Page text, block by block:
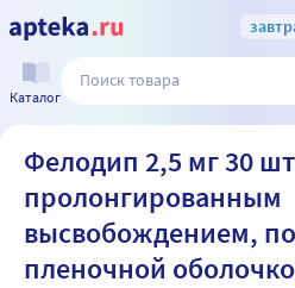
Каталог
Фелодип 2,5 мг 30
пролонгированным
высвобождением,
пленочной